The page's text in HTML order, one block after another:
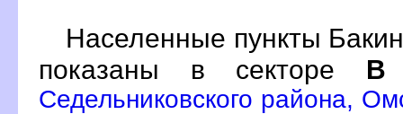
Населенные пункты
показаны в секторе
Седельниковского района,